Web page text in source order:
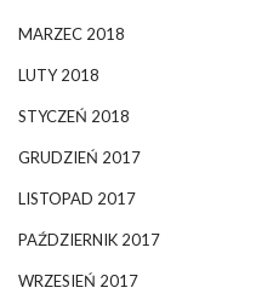
MARZEC 2018
LUTY 2018
STYCZEŃ 2018
GRUDZIEŃ 2017
LISTOPAD 2017
PAŹDZIERNIK 2017
WRZESIEŃ 2017